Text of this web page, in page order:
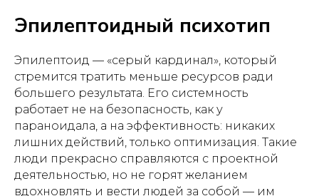
Эпилептоидный психотип
Эпилептоид — «серый кардинал», который
стремится тратить меньше ресурсов ради
большего результата. Его системность
работает не на безопасность, как у
параноидала, а на эффективность: никаких
лишних действий, только оптимизация. Такие
люди прекрасно справляются с проектной
деятельностью, но не горят желанием
вдохновлять и вести людей за собой — им